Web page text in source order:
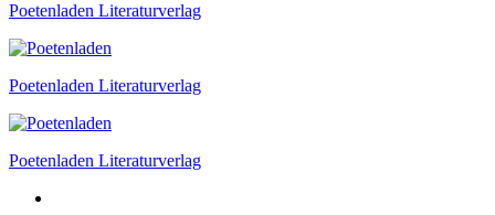
Poetenladen Literaturverlag
Poetenladen Literaturverlag
Poetenladen Literaturverlag